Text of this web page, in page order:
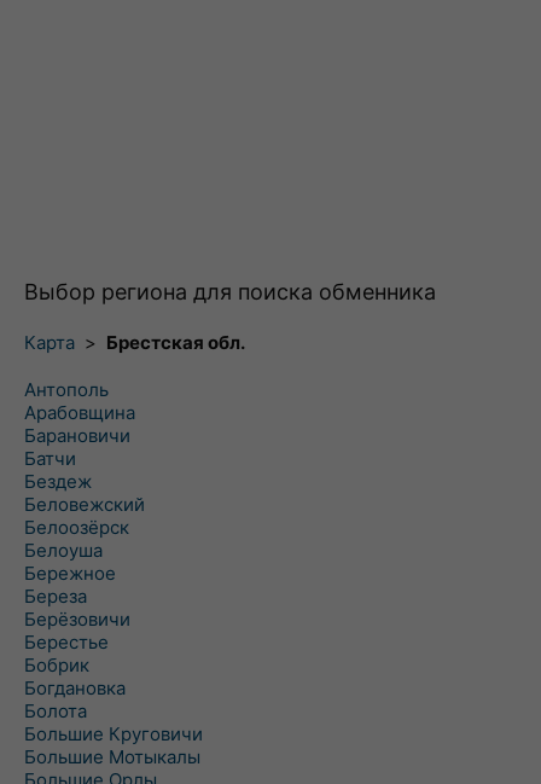
Выбор региона для поиска обменника
Карта > Брестская обл.
Антополь
Арабовщина
Барановичи
Батчи
Бездеж
Беловежский
Белоозёрск
Белоуша
Бережное
Береза
Берёзовичи
Берестье
Бобрик
Богдановка
Болота
Большие Круговичи
Большие Мотыкалы